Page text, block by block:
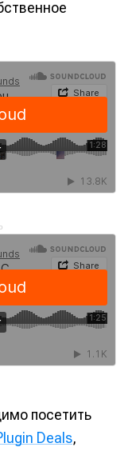
посетить
Deals,